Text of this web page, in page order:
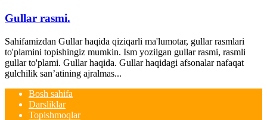
Gullar rasmi.
Sahifamizdan Gullar haqida qiziqarli ma'lumotar, gullar rasmlari
to'plamini topishingiz mumkin. Ism yozilgan gullar rasmi, rasmli
gullar to'plami. Gullar haqida. Gullar haqidagi afsonalar nafaqat
gulchilik san’atining ajralmas...
Bosh sahifa
Darsliklar
Topishmoqlar